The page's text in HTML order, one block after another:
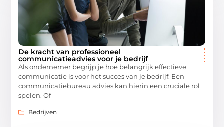
De kracht van professioneel
communicatieadvies voor je bedrijf
Als ondernemer begrijp je hoe belangrijk effectieve
communicatie is voor het succes van je bedrijf. Een
communicatiebureau advies kan hierin een cruciale rol
spelen. Of
Bedrijven